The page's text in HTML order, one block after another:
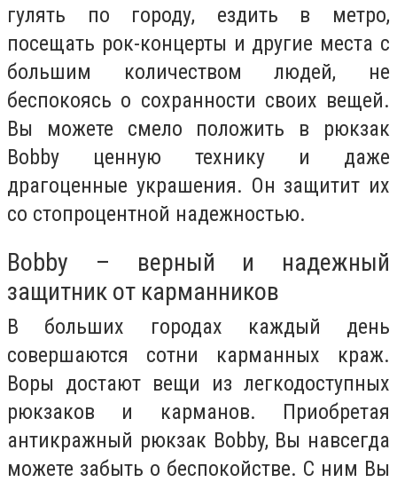
гулять по городу, ездить в метро,
посещать рок-концерты и другие места с
большим количеством людей, не
беспокоясь о сохранности своих вещей.
Вы можете смело положить в рюкзак
Bobby ценную технику и даже
драгоценные украшения. Он защитит их
со стопроцентной надежностью.
Bobby – верный и надежный
защитник от карманников
В больших городах каждый день
совершаются сотни карманных краж.
Воры достают вещи из легкодоступных
рюкзаков и карманов. Приобретая
антикражный рюкзак Bobby, Вы навсегда
можете забыть о беспокойстве. С ним Вы